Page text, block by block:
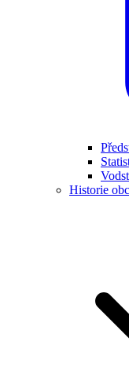
Historie